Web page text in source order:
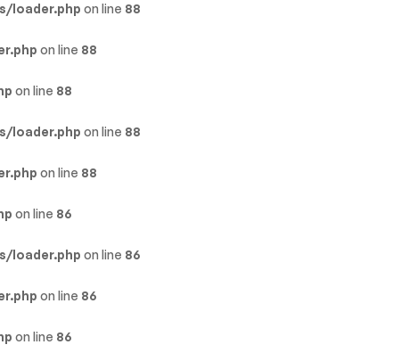
loader.php on line 88
on line 88
on line 88
loader.php on line 88
on line 88
on line 86
loader.php on line 86
on line 86
on line 86